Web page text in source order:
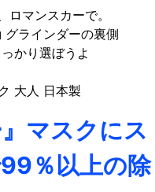
マンスカーで。
ラインダーの裏側
かり選ぼうよ
大人 日本製
マスクにス
％以上の除